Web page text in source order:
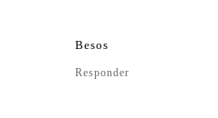
Besos
Responder